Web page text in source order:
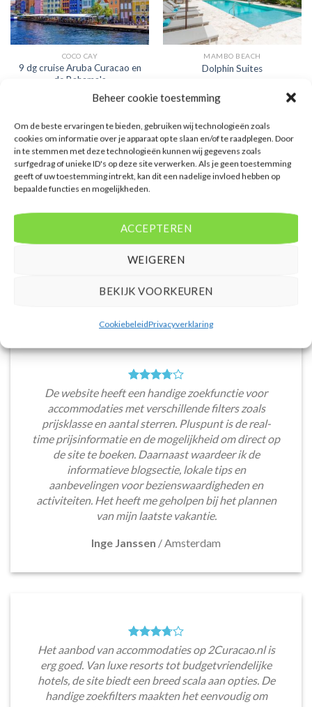
Beheer cookie toestemming
Om de beste ervaringen te bieden, gebruiken wij technologieën zoals
cookies om informatie over je apparaat op te slaan en/of te raadplegen. Door
in te stemmen met deze technologieën kunnen wij gegevens zoals
surfgedrag of unieke ID's op deze site verwerken. Als je geen toestemming
geeft of uw toestemming intrekt, kan dit een nadelige invloed hebben op
bepaalde functies en mogelijkheden.
ACCEPTEREN
WEIGEREN
BEKIJK VOORKEUREN
CookiebeleidPrivacyverklaring
COCO CAY
9 dg cruise Aruba Curacao en
de Bahama's
9 dg cruise Aruba Curacao en de
Bahama's is een sterren
accommodatie in Coco Cay. U
boekt deze reis direct bij onze
partner TUI. Nu vanaf EUR 1452.00
per persoon.
PRIJZEN EN BOEKEN
MAMBO BEACH
Dolphin Suites
4uit 5
Dolphin Suites is een 4 sterren
accommodatie in Mambo Beach. U
boekt deze reis direct bij onze
partner TUI. Nu vanaf EUR 1132.00
per persoon.
PRIJZEN EN BOEKEN
De website heeft een handige zoekfunctie voor
accommodaties met verschillende filters zoals
prijsklasse en aantal sterren. Pluspunt is de real-
time prijsinformatie en de mogelijkheid om direct op
de site te boeken. Daarnaast waardeer ik de
informatieve blogsectie, lokale tips en
aanbevelingen voor bezienswaardigheden en
activiteiten. Het heeft me geholpen bij het plannen
van mijn laatste vakantie.
Inge Janssen /Amsterdam
Het aanbod van accommodaties op 2Curacao.nl is
erg goed. Van luxe resorts tot budgetvriendelijke
hotels, de site biedt een breed scala aan opties. De
handige zoekfilters maakten het eenvoudig om